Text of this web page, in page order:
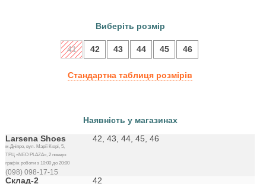
Виберіть розмір
41 42 43 44 45 46
Стандартна таблиця розмірів
Наявність у магазинах
Larsena Shoes
м.Дніпро, вул. Марії Кюрі, 5,
ТРЦ «NEO PLAZA», 2 поверх
графік роботи з 10:00 до 20:00
(098) 098-17-15
42, 43, 44, 45, 46
Склад-2 42